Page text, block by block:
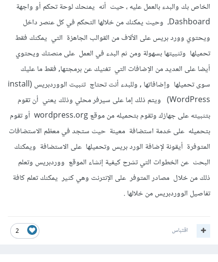
الخاص بك والبدء بالعمل عليه ، حيث أنه يمنحك لوحة تحكم أو واجهة
Dashboard، وحيث يمكنك من خلالها التحكم في كل عنصر داخل
ويحتوي وورد بريس على الألاف من القوالب الجاهزة التي يمكنك فقط
تحميلها وتثبيتها بسهولة ومن ثم البدء في العمل على منصتك ويحتوي
أيضا على العديد من الإضافات التي تغنيك عن برمجتها, فقط ما عليك
سوى تحميلها وإضافاتها , وللبدء أنت تحتاج تثبيت الووردبريس (install
WordPress) ويتم ذلك إما على سيرفر محلي وذلك يعني أن تقوم
بتثبيته على جهازك وتقوم بتحميله من موقع wordpress.org أو تقوم
بتحميله على خدمة استضافة معينة حيث ستجد في معظم الاستضافات
المتوفرة أيقونة لإضافة الورد بريس وتحميلها على الاستضافة ويمكنك
البحث عن الخطوات التي تشرح كيفية إنشاء الموقع ووردبريس وتعلم
ذلك من خلال مصادر المتوفر على الإنترنت وهي كثير يمكنك تعلم كافة
تفاصيل الووردبريس من خلالها .
2 اقتباس